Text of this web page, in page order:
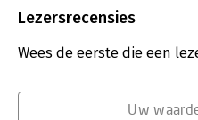
Uitgever:
Verschijningsdatum:
16-2-2026
Lezersrecensies
Wees de eerste die een
Uw